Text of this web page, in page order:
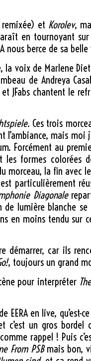
et Korolev,
en tournoyant
berce de sa
voix de Marlene
de Andreya
JFabs chantent le
. Ces trois
mais moi
Forcément au
les formes colorées
la fin avec
particulièrement
Diagonale
lumière blanche se
en moins tendu sur
démarrer, car ils
, toujours un grand
pour interpréter
en live, qu’est-
c’est un gros
rappel ! Puis
From PSBmais bon,